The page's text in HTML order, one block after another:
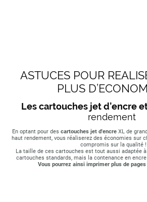
ASTUCES POUR
PLUS
Les cartouches jet d’encre
rendement
En optant pour des cartouches jet d'encreXL de
haut rendement, vous réaliserez des économies sur
compromis sur la qualité !
La taille de ces cartouches est tout aussi adaptée
cartouches standards, mais la contenance en
Vous pourrez ainsi imprimer plus de